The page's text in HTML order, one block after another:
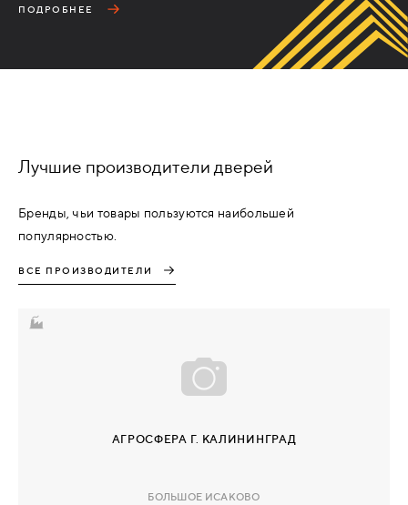
ПОДРОБНЕЕ
Лучшие производители дверей
Бренды, чьи товары пользуются наибольшей
популярностью.
ВСЕ ПРОИЗВОДИТЕЛИ
АГРОСФЕРА Г. КАЛИНИНГРАД
БОЛЬШОЕ ИСАКОВО